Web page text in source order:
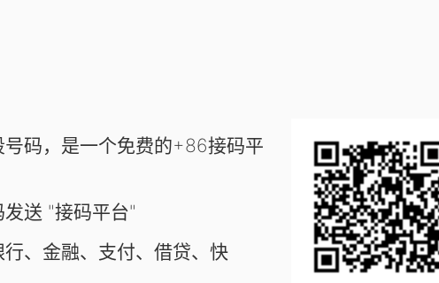
码，是一个免费的+86接码平
送 "接码平台"
、金融、支付、借贷、快